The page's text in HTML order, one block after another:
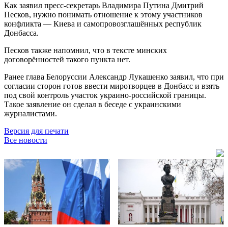
Как заявил пресс-секретарь Владимира Путина Дмитрий
Песков, нужно понимать отношение к этому участников
конфликта — Киева и самопровозглашённых республик
Донбасса.
Песков также напомнил, что в тексте минских
договорённостей такого пункта нет.
Ранее глава Белоруссии Александр Лукашенко заявил, что при
согласии сторон готов ввести миротворцев в Донбасс и взять
под свой контроль участок украино-российской границы.
Такое заявление он сделал в беседе с украинскими
журналистами.
Версия для печати
Все новости